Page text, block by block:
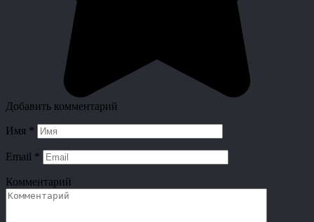
Добавить комментарий
Имя *
Email *
Комментарий